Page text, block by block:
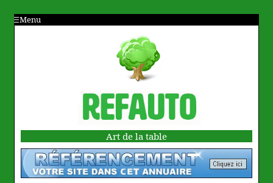
Menu
Art de la table